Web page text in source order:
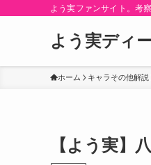
よう実ファンサイト。考
よう実ディ
ホーム キャラその他解説
【よう実】